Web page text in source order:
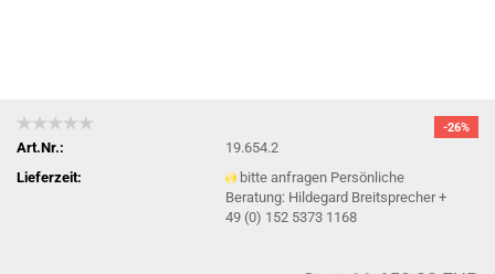
-26%
Art.Nr.:
19.654.2
Lieferzeit:
bitte anfragen Persönliche
Beratung: Hildegard Breitsprecher +
49 (0) 152 5373 1168